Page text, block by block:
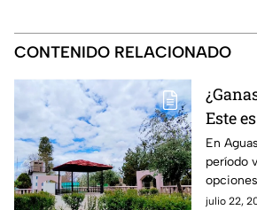
CONTENIDO RELACIONADO
Este
En
período
ir al
julio 22,